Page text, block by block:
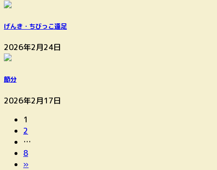
げんき・ちびっこ遠足
2026年2月24日
節分
2026年2月17日
投
稿
の
固
定
ペ
ー
ジ
1
固
定
ペ
ー
2
…
固
定
8
»